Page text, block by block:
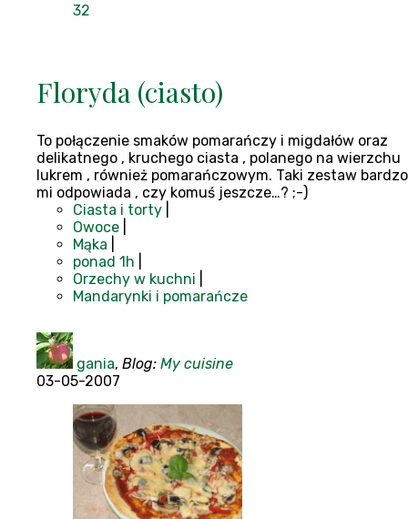
32
Floryda (ciasto)
To połączenie smaków pomarańczy i migdałów oraz
delikatnego , kruchego ciasta , polanego na wierzchu
lukrem , również pomarańczowym. Taki zestaw bardzo
mi odpowiada , czy komuś jeszcze…? ;-)
Ciasta i torty
Owoce
Mąka
ponad 1h
Orzechy w kuchni
Mandarynki i pomarańcze
gania, Blog: My cuisine
03-05-2007